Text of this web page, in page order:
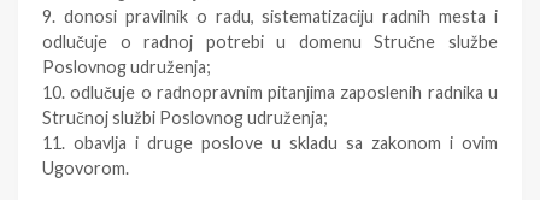
9. donosi pravilnik o radu, sistematizaciju radnih mesta i
odlučuje o radnoj potrebi u domenu Stručne službe
Poslovnog udruženja;
10. odlučuje o radnopravnim pitanjima zaposlenih radnika u
Stručnoj službi Poslovnog udruženja;
11. obavlja i druge poslove u skladu sa zakonom i ovim
Ugovorom.